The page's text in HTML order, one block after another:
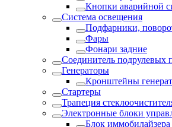
Кнопки аварийной
Система освещения
Подфарники,
Фары
Фонари задние
Соединитель подрулевых
Генераторы
Кронштейны
Стартеры
Трапеция
Электронные блоки
Блок иммобилайзера